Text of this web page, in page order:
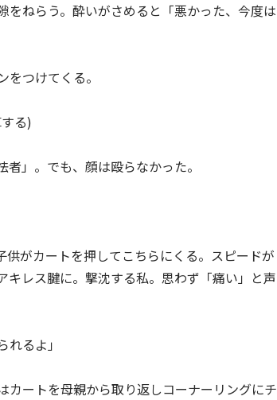
ねらう。酔いがさめると「悪かった、今度は
つけてくる。
る)
」。でも、顔は殴らなかった。
がカートを押してこちらにくる。スピードが
レス腱に。撃沈する私。思わず「痛い」と声
るよ」
ートを母親から取り返しコーナーリングにチ